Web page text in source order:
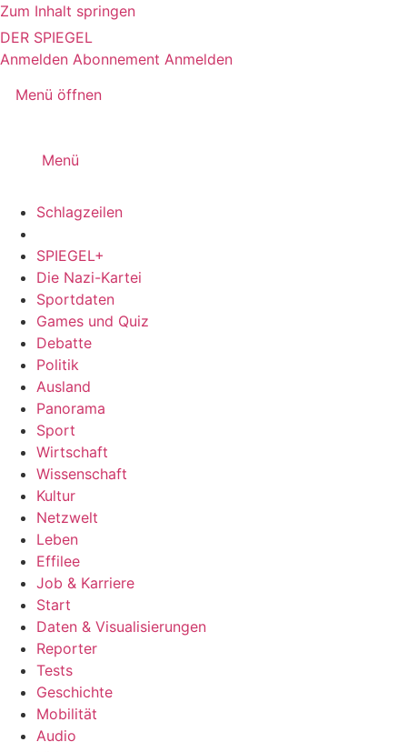
Zum Inhalt springen
DER SPIEGEL
Anmelden Abonnement Anmelden
Menü öffnen
Menü
Schlagzeilen
SPIEGEL+
Die Nazi-Kartei
Sportdaten
Games und Quiz
Debatte
Politik
Ausland
Panorama
Sport
Wirtschaft
Wissenschaft
Kultur
Netzwelt
Leben
Effilee
Job & Karriere
Start
Daten & Visualisierungen
Reporter
Tests
Geschichte
Mobilität
Audio